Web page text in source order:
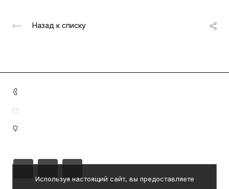
Назад к списку
Используя настоящий сайт, вы предоставляете